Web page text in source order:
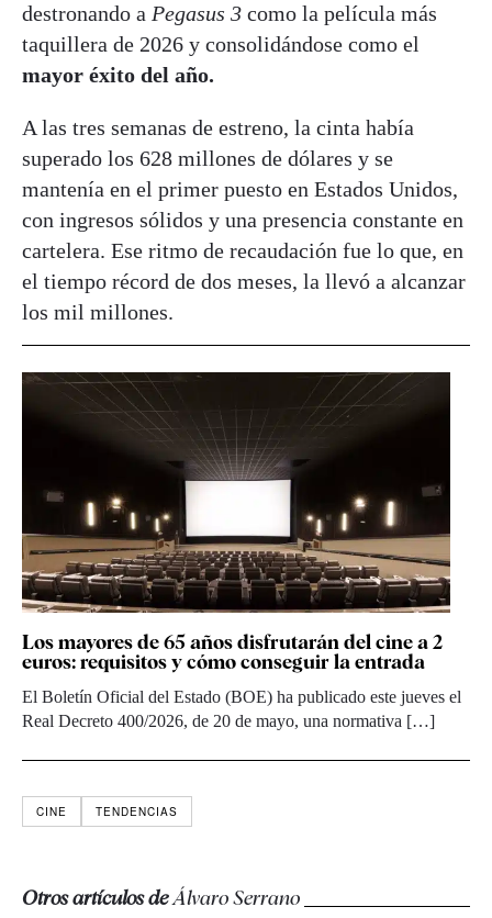
destronando a Pegasus 3 como la película más
taquillera de 2026 y consolidándose como el
mayor éxito del año.
A las tres semanas de estreno, la cinta había
superado los 628 millones de dólares y se
mantenía en el primer puesto en Estados Unidos,
con ingresos sólidos y una presencia constante en
cartelera. Ese ritmo de recaudación fue lo que, en
el tiempo récord de dos meses, la llevó a alcanzar
los mil millones.
Los mayores de 65 años disfrutarán del cine a 2
euros: requisitos y cómo conseguir la entrada
El Boletín Oficial del Estado (BOE) ha publicado este jueves el
Real Decreto 400/2026, de 20 de mayo, una normativa […]
CINE TENDENCIAS
Otros artículos deÁlvaro Serrano